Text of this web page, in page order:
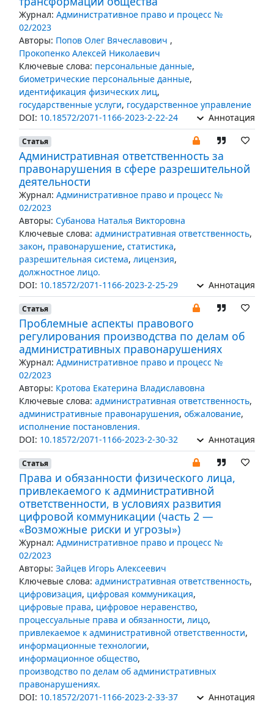
Журнал: Административное право и процесс №
02/2023
Авторы: Попов Олег Вячеславович ,
Прокопенко Алексей Николаевич
Ключевые слова: персональные данные,
биометрические персональные данные,
идентификация физических лиц,
государственные услуги, государственное управление
DOI: 10.18572/2071-1166-2023-2-22-24 Аннотация
Статья
Административная ответственность за
правонарушения в сфере разрешительной
деятельности
Журнал: Административное право и процесс №
02/2023
Авторы: Субанова Наталья Викторовна
Ключевые слова: административная ответственность,
закон, правонарушение, статистика,
разрешительная система, лицензия,
должностное лицо.
DOI: 10.18572/2071-1166-2023-2-25-29 Аннотация
Статья
Проблемные аспекты правового
регулирования производства по делам об
административных правонарушениях
Журнал: Административное право и процесс №
02/2023
Авторы: Кротова Екатерина Владиславовна
Ключевые слова: административная ответственность,
административные правонарушения, обжалование,
исполнение постановления.
DOI: 10.18572/2071-1166-2023-2-30-32 Аннотация
Статья
Права и обязанности физического лица,
привлекаемого к административной
ответственности, в условиях развития
цифровой коммуникации (часть 2 —
«Возможные риски и угрозы»)
Журнал: Административное право и процесс №
02/2023
Авторы: Зайцев Игорь Алексеевич
Ключевые слова: административная ответственность,
цифровизация, цифровая коммуникация,
цифровые права, цифровое неравенство,
процессуальные права и обязанности, лицо,
привлекаемое к административной ответственности,
информационные технологии,
информационное общество,
производство по делам об административных
правонарушениях.
DOI: 10.18572/2071-1166-2023-2-33-37 Аннотация